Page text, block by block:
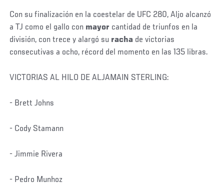
Con su finalización en la coestelar de UFC 280, Aljo alcanzó
a TJ como el gallo con mayor cantidad de triunfos en la
división, con trece y alargó su racha de victorias
consecutivas a ocho, récord del momento en las 135 libras.
VICTORIAS AL HILO DE ALJAMAIN STERLING:
- Brett Johns
- Cody Stamann
- Jimmie Rivera
- Pedro Munhoz